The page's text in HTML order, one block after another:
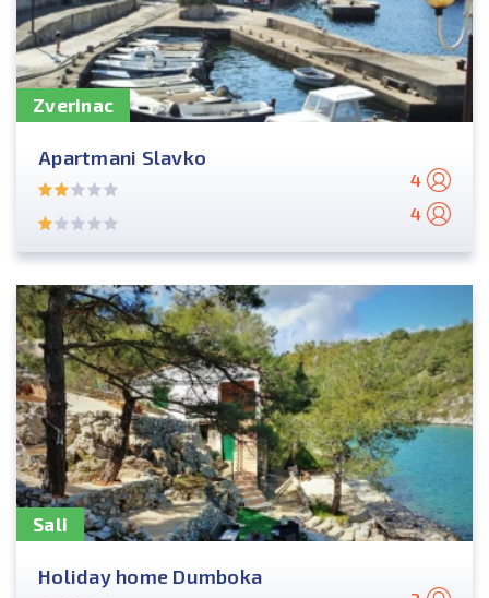
Zverinac
Apartmani Slavko
4
4
Sali
Holiday home Dumboka